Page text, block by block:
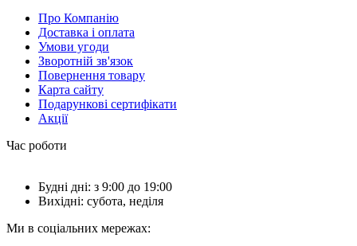
Про Компанію
Доставка і оплата
Умови угоди
Зворотній зв'язок
Повернення товару
Карта сайту
Подарункові сертифікати
Акції
Час роботи
Будні дні: з 9:00 до 19:00
Вихідні: субота, неділя
Ми в соціальних мережах: